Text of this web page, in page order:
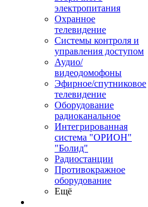
электропитания
Охранное
телевидение
Системы контроля и
управления доступом
Аудио/
видеодомофоны
Эфирное/спутниковое
телевидение
Оборудование
радиоканальное
Интегрированная
система "ОРИОН"
"Болид"
Радиостанции
Противокражное
оборудование
Ещё